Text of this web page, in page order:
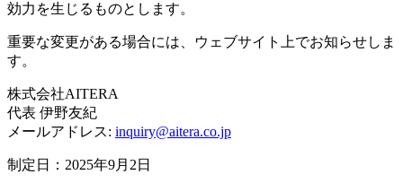
効力を生じるものとします。
重要な変更がある場合には、ウェブサイト上でお知らせしま
す。
株式会社AITERA
代表 伊野友紀
メールアドレス: inquiry@aitera.co.jp
制定日： 2025年9月2日